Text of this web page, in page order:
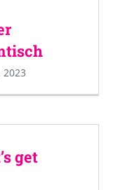
get